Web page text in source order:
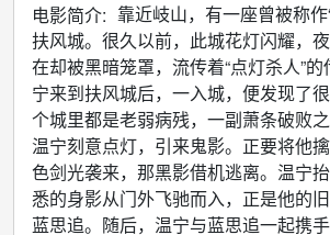
电影简介: 靠近岐山，有一座曾被称作
扶风城。很久以前，此城花灯闪耀，
在却被黑暗笼罩，流传着“点灯杀人”
宁来到扶风城后，一入城，便发现了
个城里都是老弱病残，一副萧条破败之
温宁刻意点灯，引来鬼影。正要将他
色剑光袭来，那黑影借机逃离。温宁
悉的身影从门外飞驰而入，正是他的
蓝思追。随后，温宁与蓝思追一起携